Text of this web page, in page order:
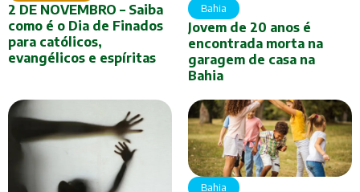
2 DE NOVEMBRO – Saiba
como é o Dia de Finados
para católicos,
evangélicos e espíritas
Bahia
Jovem de 20 anos é
encontrada morta na
garagem de casa na
Bahia
Bahia